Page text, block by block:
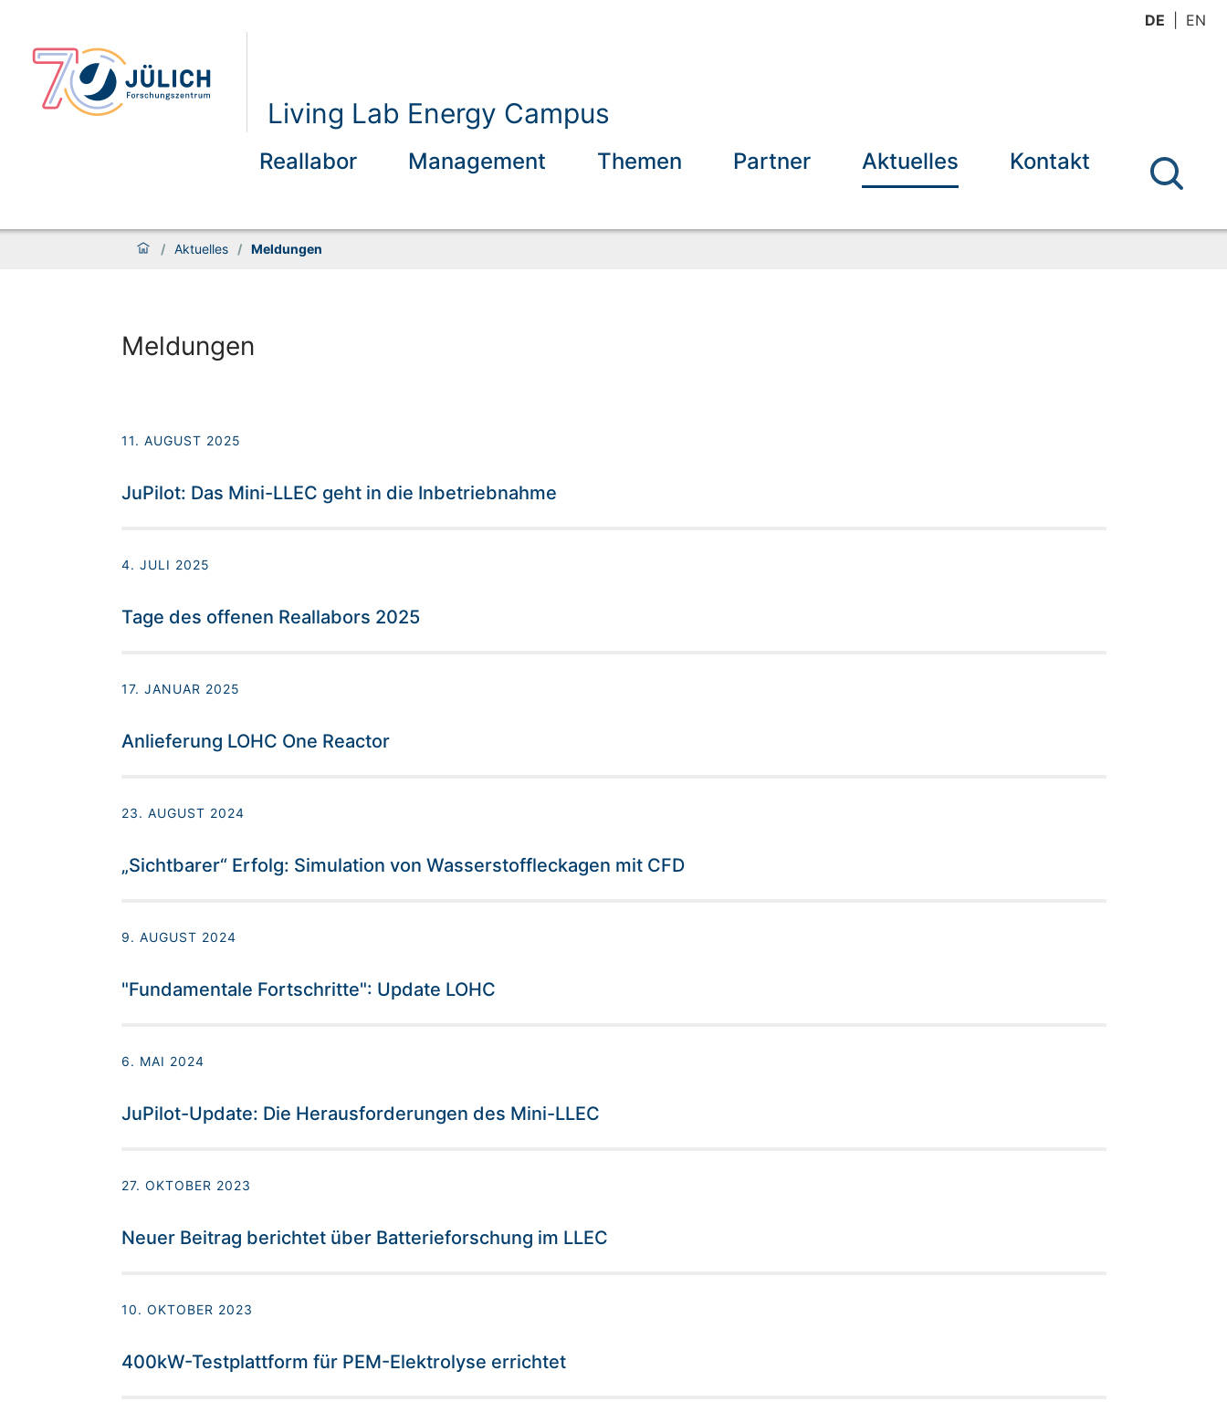
DE EN
Living Lab Energy Campus
Reallabor Management Themen Partner Aktuelles Kontakt
/ Aktuelles / Meldungen
Meldungen
11. AUGUST 2025
JuPilot: Das Mini-LLEC geht in die Inbetriebnahme
4. JULI 2025
Tage des offenen Reallabors 2025
17. JANUAR 2025
Anlieferung LOHC One Reactor
23. AUGUST 2024
„Sichtbarer“ Erfolg: Simulation von Wasserstoffleckagen mit CFD
9. AUGUST 2024
"Fundamentale Fortschritte": Update LOHC
6. MAI 2024
JuPilot-Update: Die Herausforderungen des Mini-LLEC
27. OKTOBER 2023
Neuer Beitrag berichtet über Batterieforschung im LLEC
10. OKTOBER 2023
400kW-Testplattform für PEM-Elektrolyse errichtet